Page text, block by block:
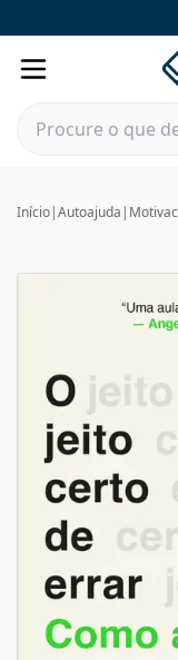
Início|Autoajuda |